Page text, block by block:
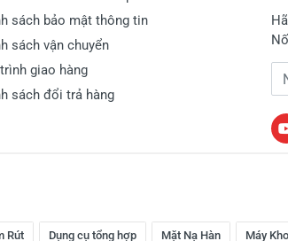
sách bảo mật thông tin
sách vận chuyển
giao hàng
sách đổi trả hàng
Rút Dụng cụ tổng hợp Mặt Nạ Hàn Máy